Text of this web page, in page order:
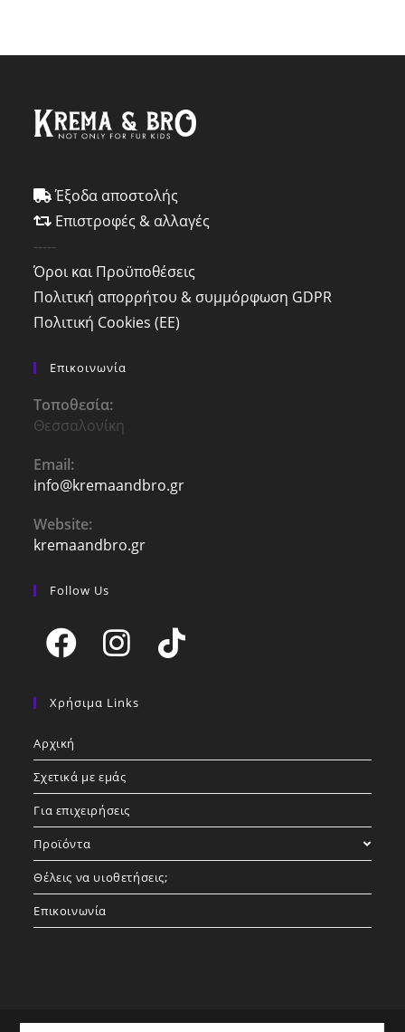
Έξοδα αποστολής
Επιστροφές & αλλαγές
-----
Όροι και Προϋποθέσεις
Πολιτική απορρήτου & συμμόρφωση GDPR
Πολιτική Cookies (ΕΕ)
Επικοινωνία
Τοποθεσία:
Θεσσαλονίκη
Email:
info@kremaandbro.grOpens
Website:
kremaandbro.gr
Follow Us
in
new
in
Χρήσιμα Links
Αρχική
Σχετικά με εμάς
Για επιχειρήσεις
Προϊόντα
Θέλεις να υιοθετήσεις;
Επικοινωνία